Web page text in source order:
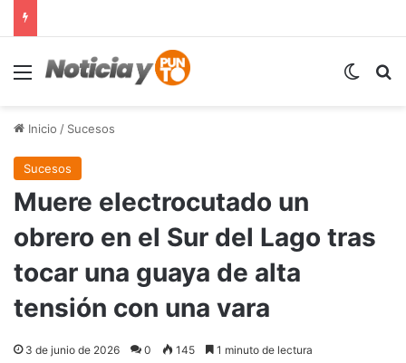
Menú
Inicio / Sucesos
Sucesos
Muere electrocutado un
obrero en el Sur del Lago tras
tocar una guaya de alta
tensión con una vara
3 de junio de 2026 0 145 1 minuto de lectura